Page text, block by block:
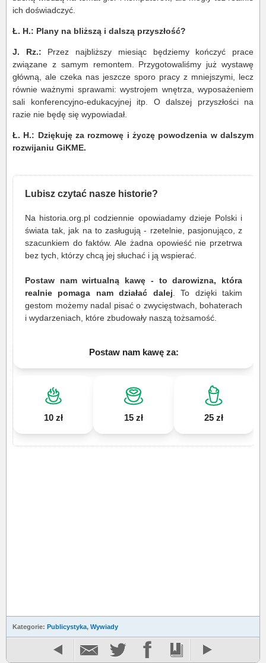
ich doświadczyć.
Ł. H.: Plany na bliższą i dalszą przyszłość?
J. Rz.: Przez najbliższy miesiąc będziemy kończyć prace
związane z samym remontem. Przygotowaliśmy już wystawę
główną, ale czeka nas jeszcze sporo pracy z mniejszymi, lecz
równie ważnymi sprawami: wystrojem wnętrza, wyposażeniem
sali konferencyjno-edukacyjnej itp. O dalszej przyszłości na
razie nie będę się wypowiadał.
Ł. H.: Dziękuję za rozmowę i życzę powodzenia w dalszym
rozwijaniu GiKME.
Lubisz czytać nasze historie?
Na historia.org.pl codziennie opowiadamy dzieje Polski i
świata tak, jak na to zasługują - rzetelnie, pasjonująco, z
szacunkiem do faktów. Ale żadna opowieść nie przetrwa
bez tych, którzy chcą jej słuchać i ją wspierać.
Postaw nam wirtualną kawę - to darowizna, która
realnie pomaga nam działać dalej. To dzięki takim
gestom możemy nadal pisać o zwycięstwach, bohaterach
i wydarzeniach, które zbudowały naszą tożsamość.
Postaw nam kawę za:
10 zł 15 zł 25 zł
Kategorie: Publicystyka, Wywiady